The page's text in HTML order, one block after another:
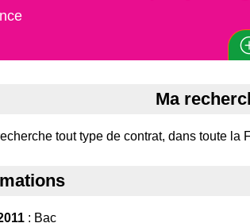
Ma
tout type de contrat, dans toute la
: Bac